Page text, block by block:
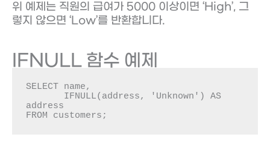
위 예제는 직원의 급여가 5000 이상이면 ‘High’, 그
렇지 않으면 ‘Low’를 반환합니다.
IFNULL 함수 예제
SELECT name,
address
FROM customers;